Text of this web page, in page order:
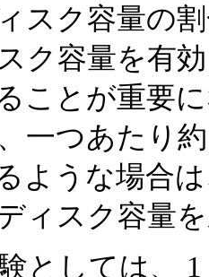
スク容量の
ク容量を有
ことが重要
一つあたり
ような場合
ィスク容量
としては、